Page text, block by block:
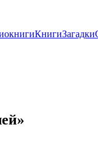
КнигиЗагадки